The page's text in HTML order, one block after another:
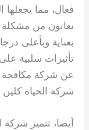
فعال، مما
يعانون من مشكلة
بعناية وبأعلى
تأثيرات سلبية
عن شركة مكافحة
شركة الحياة
أيضا، تتميز